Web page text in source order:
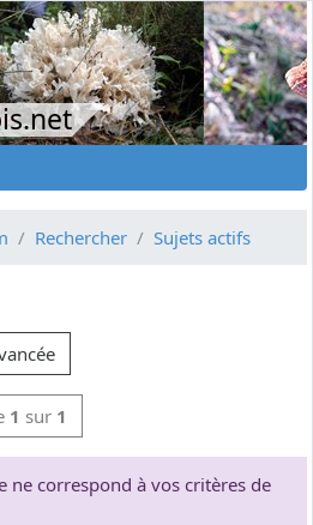
Rechercher Sujets actifs
1 sur 1
ne correspond à vos critères de